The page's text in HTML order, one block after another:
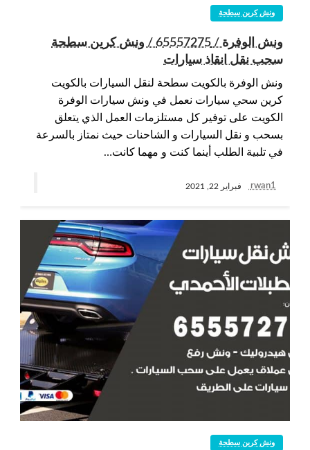
ونش كرين سطحة
ونش الوفرة / 65557275 / ونش كرين سطحة
سحب نقل انقاذ سيارات
ونش الوفرة بالكويت سطحة لنقل السيارات بالكويت
كرين سحي سيارات نعمل في ونش سيارات الوفرة
الكويت على توفير كل مستلزمات العمل الذي يتعلق
بسحب و نقل السيارات و الشاحنات حيث نمتاز بالسرعة
في تلبية الطلب أينما كنت و مهما كانت…
rwan1 فبراير 22, 2021
ونش كرين سطحة